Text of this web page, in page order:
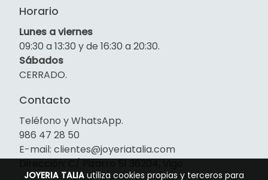
Horario
Lunes a viernes
09:30 a 13:30 y de 16:30 a 20:30.
Sábados
CERRADO.
Contacto
Teléfono y WhatsApp.
986 47 28 50
E-mail: clientes@joyeriatalia.com
JOYERIA TALIA utiliza cookies propias y terceros para